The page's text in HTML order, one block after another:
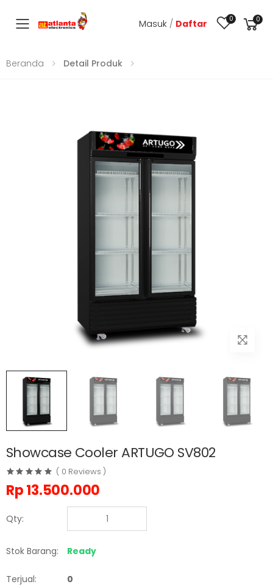
Toggle mobile menu
Masuk / Daftar 0 0
Beranda Detail Produk
Showcase Cooler ARTUGO SV802
( 0 Reviews )
Rp13.500.000
Qty:
Stok Barang: Ready
Terjual: 0